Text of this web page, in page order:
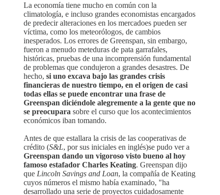
La economía tiene mucho en común con la
climatología, e incluso grandes economistas encargados
de predecir alteraciones en los mercadoes pueden ser
víctima, como los meteorólogos, de cambios
inesperados. Los errores de Greenspan, sin embargo,
fueron a menudo meteduras de pata garrafales,
históricas, pruebas de una incomprensión fundamental
de problemas que condujeron a grandes desastres. De
hecho, si uno excava bajo las grandes crisis
financieras de nuestro tiempo, en el origen de casi
todas ellas se puede encontrar una frase de
Greenspan diciéndole alegremente a la gente que no
se preocupara sobre el curso que los acontecimientos
económicos iban tomando.
Antes de que estallara la crisis de las cooperativas de
crédito (S&L, por sus iniciales en inglés)se pudo ver a
Greenspan dando un vigoroso visto bueno al hoy
famoso estafador Charles Keating. Greenspan dijo
que Lincoln Savings and Loan, la compañía de Keating
cuyos números el mismo había examinado, "ha
desarrollado una serie de proyectos cuidadosamente